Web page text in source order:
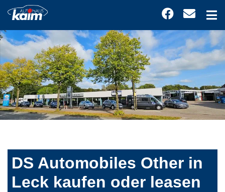
DS Automobiles Other in
Leck kaufen oder leasen